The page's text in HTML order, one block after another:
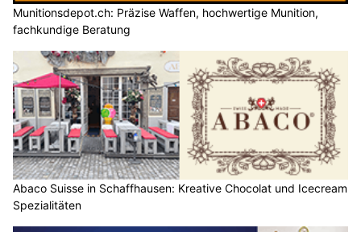
Munitionsdepot.ch: Präzise Waffen, hochwertige Munition,
fachkundige Beratung
Abaco Suisse in Schaffhausen: Kreative Chocolat und Icecream
Spezialitäten